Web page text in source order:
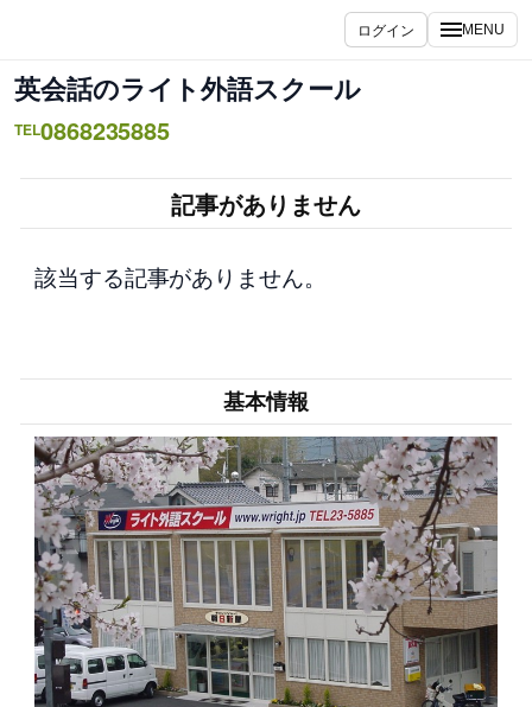
を
ス
キ
ログイン MENU
英会話のライト外語スクール
TEL0868235885
記事がありません
該当する記事がありません。
基本情報